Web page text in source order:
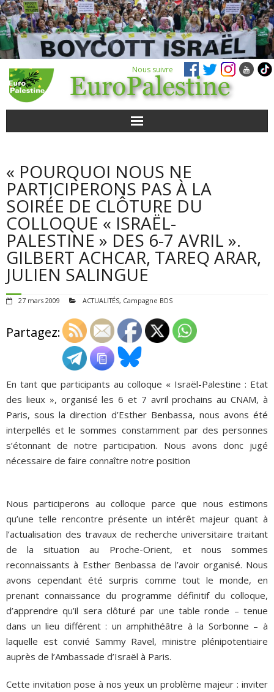
Nous suivre
POUR AGIR
AGENDA
VIDÉOS
QUI SOMMES-NOUS ?
ADHÉSIONS, DONS, CONTACT
« POURQUOI NOUS NE
PARTICIPERONS PAS À LA
SOIRÉE DE CLÔTURE DU
COLLOQUE « ISRAËL-
PALESTINE » DES 6-7 AVRIL ».
GILBERT ACHCAR, TAREQ ARAR,
JULIEN SALINGUE
27 mars 2009 ACTUALITÉS, Campagne BDS
Partagez:
En tant que participants au colloque « Israël-Palestine : Etat
des lieux », organisé les 6 et 7 avril prochains au CNAM, à
Paris, sous la direction d’Esther Benbassa, nous avons été
interpellés et le sommes constamment par des personnes
s’étonnant de notre participation. Nous avons donc jugé
nécessaire de faire connaître notre position
Nous participerons au colloque parce que nous estimons
qu’une telle rencontre présente un intérêt majeur quant à
l’actualisation des travaux de recherche universitaire traitant
de la situation au Proche-Orient, et nous sommes
reconnaissants à Esther Benbassa de l’avoir organisé. Nous
avons cependant été surpris comme tout le monde, en
prenant connaissance du programme définitif du colloque,
d’apprendre qu’il sera clôturé par une table ronde – tenue
dans un lieu différent : un amphithéâtre à la Sorbonne – à
laquelle est convié Sammy Ravel, ministre plénipotentiaire
auprès de l’Ambassade d’Israël à Paris.
Cette invitation pose à nos yeux un problème majeur : inviter